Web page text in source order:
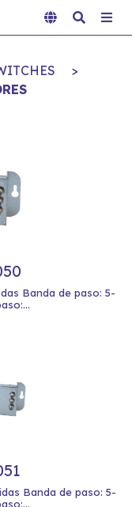
>
Banda de paso: 5-
Banda de paso: 5-